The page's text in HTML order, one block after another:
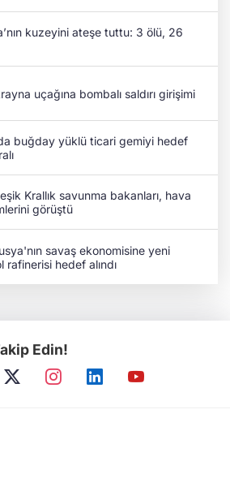
kuzeyini ateşe tuttu: 3 ölü, 26
uçağına bombalı saldırı girişimi
buğday yüklü ticari gemiyi hedef
Krallık savunma bakanları, hava
görüştü
savaş ekonomisine yeni
hedef alındı
Edin!